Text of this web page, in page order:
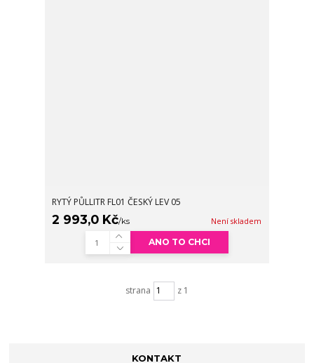
RYTÝ PŮLLITR FL01 ČESKÝ LEV 05
2 993,0 Kč/ks Není skladem
ANO TO CHCI
strana z 1
KONTAKT